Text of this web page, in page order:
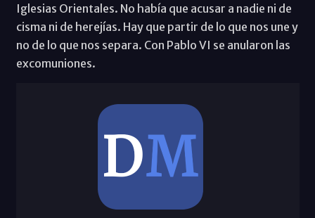
Iglesias Orientales. No había que acusar a nadie ni de
cisma ni de herejías. Hay que partir de lo que nos une y
no de lo que nos separa. Con Pablo VI se anularon las
excomuniones.